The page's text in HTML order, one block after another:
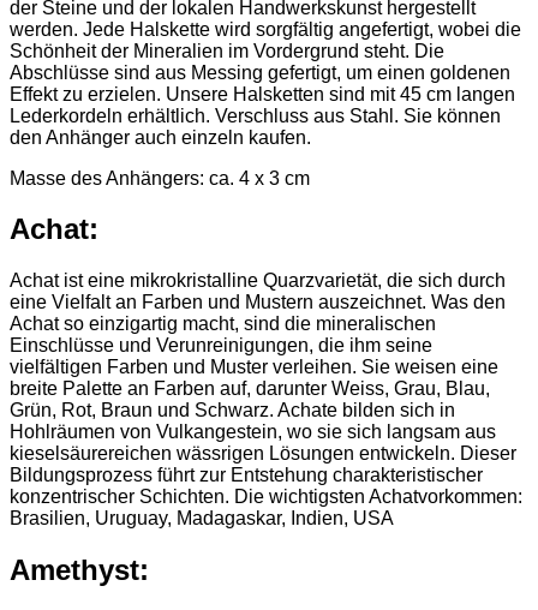
der Steine und der lokalen Handwerkskunst hergestellt
werden. Jede Halskette wird sorgfältig angefertigt, wobei die
Schönheit der Mineralien im Vordergrund steht. Die
Abschlüsse sind aus Messing gefertigt, um einen goldenen
Effekt zu erzielen. Unsere Halsketten sind mit 45 cm langen
Lederkordeln erhältlich. Verschluss aus Stahl. Sie können
den Anhänger auch einzeln kaufen.
Masse des Anhängers: ca. 4 x 3 cm
Achat:
Achat ist eine mikrokristalline Quarzvarietät, die sich durch
eine Vielfalt an Farben und Mustern auszeichnet. Was den
Achat so einzigartig macht, sind die mineralischen
Einschlüsse und Verunreinigungen, die ihm seine
vielfältigen Farben und Muster verleihen. Sie weisen eine
breite Palette an Farben auf, darunter Weiss, Grau, Blau,
Grün, Rot, Braun und Schwarz. Achate bilden sich in
Hohlräumen von Vulkangestein, wo sie sich langsam aus
kieselsäurereichen wässrigen Lösungen entwickeln. Dieser
Bildungsprozess führt zur Entstehung charakteristischer
konzentrischer Schichten. Die wichtigsten Achatvorkommen:
Brasilien, Uruguay, Madagaskar, Indien, USA
Amethyst: